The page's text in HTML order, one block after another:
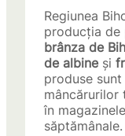
Regiunea
producția de
brânza de
de albineși
produse
mâncărurilor
în
săptămânale.